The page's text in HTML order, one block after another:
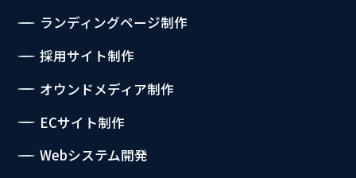
ランディングページ制作
採用サイト制作
オウンドメディア制作
ECサイト制作
Webシステム開発